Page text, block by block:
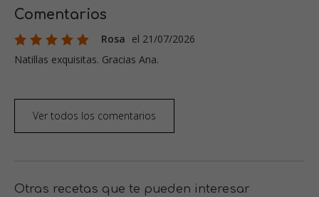
Comentarios
Rosa el 21/07/2026
Natillas exquisitas. Gracias Ana.
Ver todos los comentarios
Otras recetas que te pueden interesar